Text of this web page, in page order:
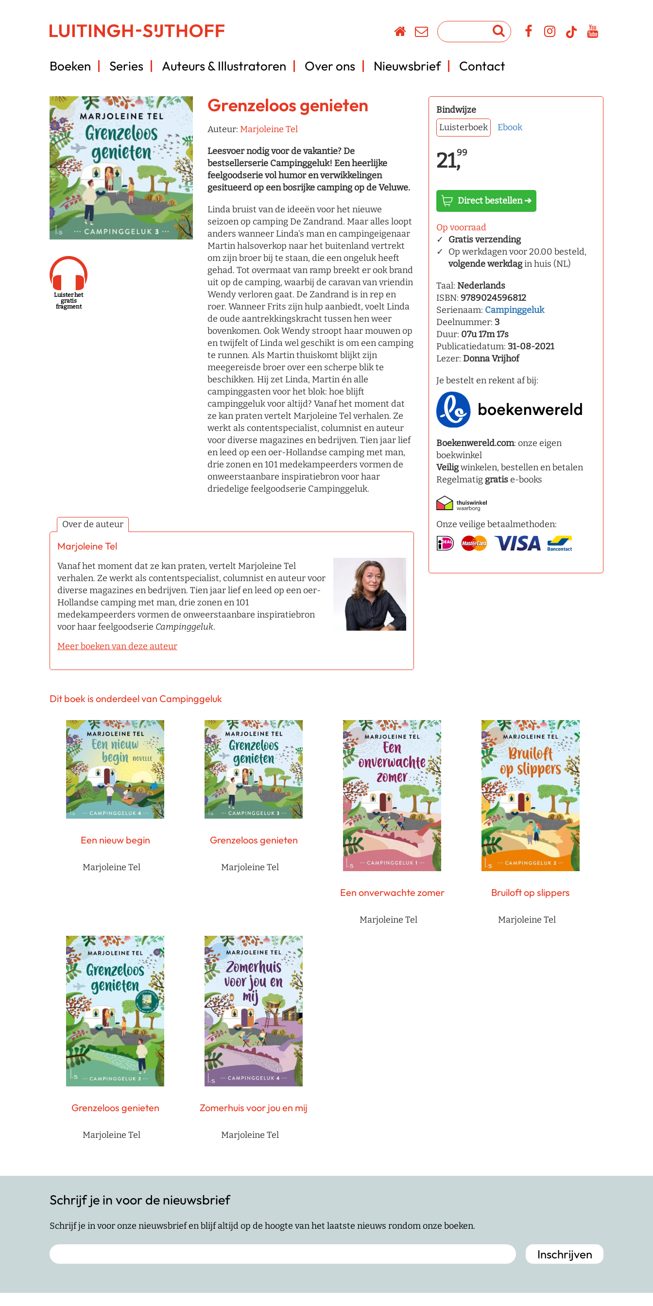
Boeken Series Auteurs & Illustratoren Over ons Nieuwsbrief Contact
Luister het
gratis
fragment
Grenzeloos genieten
Auteur: Marjoleine Tel
Leesvoer nodig voor de vakantie? De
bestsellerserie Campinggeluk! Een heerlijke
feelgoodserie vol humor en verwikkelingen
gesitueerd op een bosrijke camping op de Veluwe.
Linda bruist van de ideeën voor het nieuwe
seizoen op camping De Zandrand. Maar alles loopt
anders wanneer Linda’s man en campingeigenaar
Martin halsoverkop naar het buitenland vertrekt
om zijn broer bij te staan, die een ongeluk heeft
gehad. Tot overmaat van ramp breekt er ook brand
uit op de camping, waarbij de caravan van vriendin
Wendy verloren gaat. De Zandrand is in rep en
roer. Wanneer Frits zijn hulp aanbiedt, voelt Linda
de oude aantrekkingskracht tussen hen weer
bovenkomen. Ook Wendy stroopt haar mouwen op
en twijfelt of Linda wel geschikt is om een camping
te runnen. Als Martin thuiskomt blijkt zijn
meegereisde broer over een scherpe blik te
beschikken. Hij zet Linda, Martin én alle
campinggasten voor het blok: hoe blijft
campinggeluk voor altijd? Vanaf het moment dat
ze kan praten vertelt Marjoleine Tel verhalen. Ze
werkt als contentspecialist, columnist en auteur
voor diverse magazines en bedrijven. Tien jaar lief
en leed op een oer-Hollandse camping met man,
drie zonen en 101 medekampeerders vormen de
onweerstaanbare inspiratiebron voor haar
driedelige feelgoodserie Campinggeluk.
Over de auteur
Marjoleine Tel
Vanaf het moment dat ze kan praten, vertelt Marjoleine Tel
verhalen. Ze werkt als contentspecialist, columnist en auteur voor
diverse magazines en bedrijven. Tien jaar lief en leed op een oer-
Hollandse camping met man, drie zonen en 101
medekampeerders vormen de onweerstaanbare inspiratiebron
voor haar feelgoodserie Campinggeluk.
Meer boeken van deze auteur
Bindwijze
Luisterboek
Ebook
21,99
Direct bestellen ➔
Op voorraad
Gratis verzending
Op werkdagen voor 20.00 besteld,
volgende werkdagin huis (NL)
Taal: Nederlands
ISBN: 9789024596812
Serienaam: Campinggeluk
Deelnummer: 3
Duur: 07u 17m 17s
Publicatiedatum: 31-08-2021
Lezer: Donna Vrijhof
Je bestelt en rekent af bij:
Boekenwereld.com: onze eigen
boekwinkel
Veiligwinkelen, bestellen en betalen
Regelmatig gratise-books
Onze veilige betaalmethoden:
Dit boek is onderdeel van Campinggeluk
Een nieuw begin
Marjoleine Tel
Grenzeloos genieten
Marjoleine Tel
Een onverwachte zomer
Marjoleine Tel
Bruiloft op slippers
Marjoleine Tel
Grenzeloos genieten
Marjoleine Tel
Zomerhuis voor jou en mij
Marjoleine Tel
Schrijf je in voor de nieuwsbrief
Schrijf je in voor onze nieuwsbrief en blijf altijd op de hoogte van het laatste nieuws rondom onze boeken.